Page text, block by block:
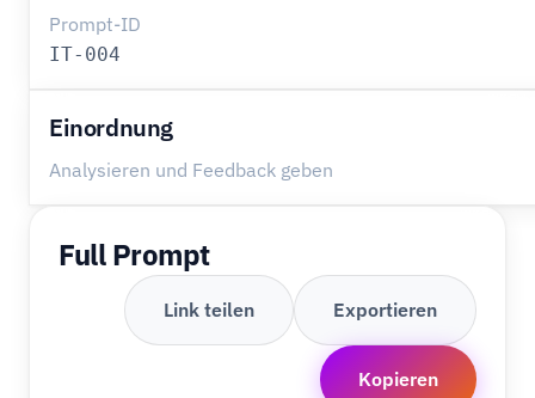
Prompt-ID
IT-004
Einordnung
Analysieren und Feedback geben
Full Prompt
Link teilen Exportieren
Kopieren